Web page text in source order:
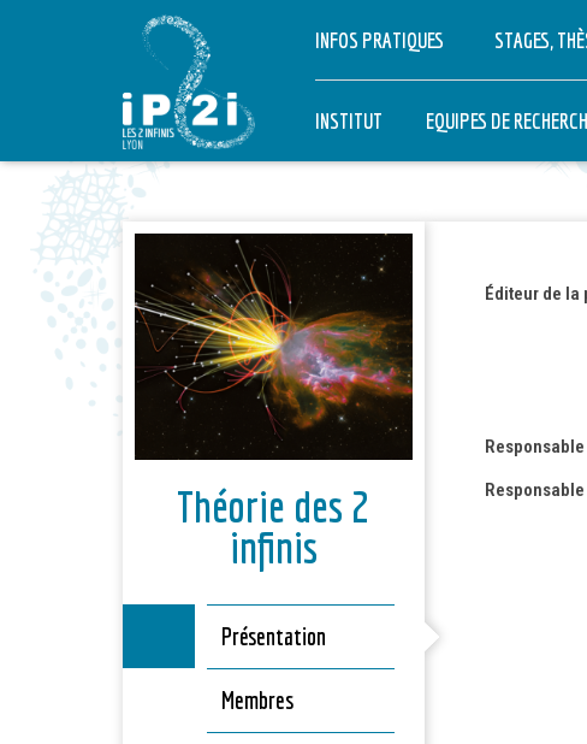
INFOS PRATIQUES STAGES,
INSTITUT EQUIPES DE
INFINIMENT GRAND
THÉORIE
Théorie des 2
infinis
Présentation
Membres
Éditeur de la
Responsable